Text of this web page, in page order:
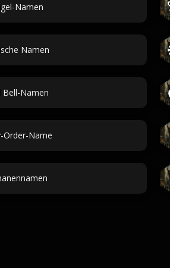
Namen
Namen
Bell-Namen
Order-Name